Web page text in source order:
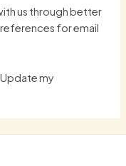
us through better
for email
my